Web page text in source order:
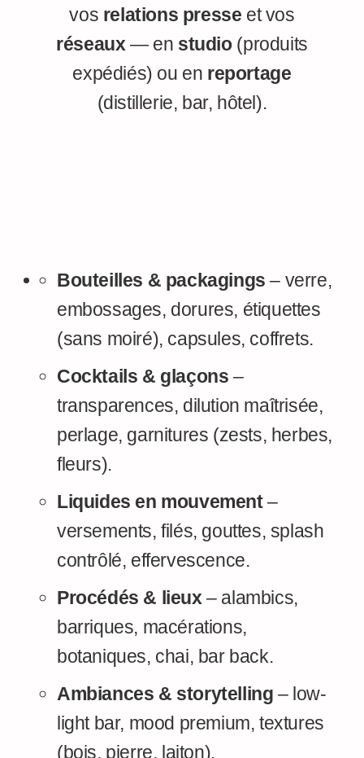
vos relations presse et vos
réseaux — en studio(produits
expédiés) ou en reportage
(distillerie, bar, hôtel).
Bouteilles & packagings – verre,
embossages, dorures, étiquettes
(sans moiré), capsules, coffrets.
Cocktails & glaçons –
transparences, dilution maîtrisée,
perlage, garnitures (zests, herbes,
fleurs).
Liquides en mouvement–
versements, filés, gouttes, splash
contrôlé, effervescence.
Procédés & lieux – alambics,
barriques, macérations,
botaniques, chai, bar back.
Ambiances & storytelling – low-
light bar, mood premium, textures
(bois, pierre, laiton).